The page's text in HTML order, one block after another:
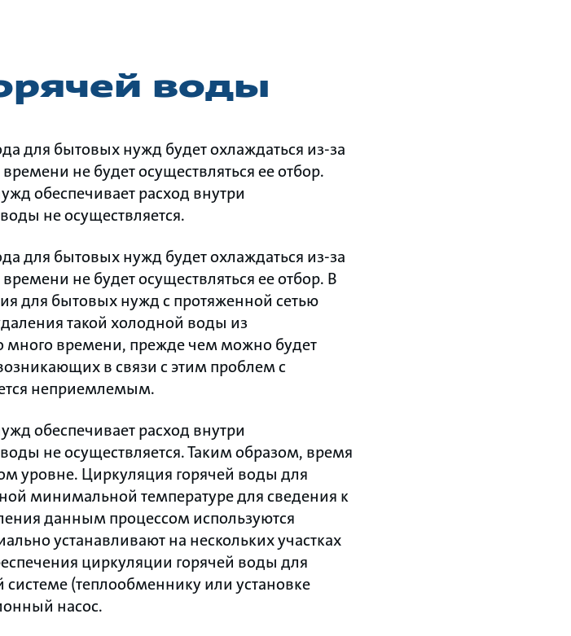
воды
для бытовых нужд будет охлаждаться из-за
не будет осуществляться ее отбор.
обеспечивает расход внутри
не осуществляется.
для бытовых нужд будет охлаждаться из-за
не будет осуществляться ее отбор. В
для бытовых нужд с протяженной сетью
такой холодной воды из
много времени, прежде чем можно будет
в связи с этим проблем с
неприемлемым.
обеспечивает расход внутри
не осуществляется. Таким образом, время
уровне. Циркуляция горячей воды для
минимальной температуре для сведения к
данным процессом используются
устанавливают на нескольких участках
циркуляции горячей воды для
(теплообменнику или установке
насос.